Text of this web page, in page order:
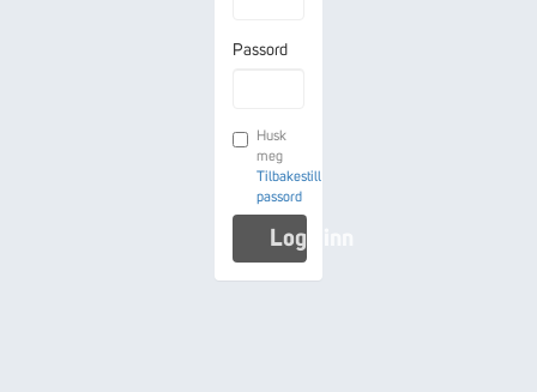
Passord
Husk
meg
Tilbakestill
passord
Logg inn